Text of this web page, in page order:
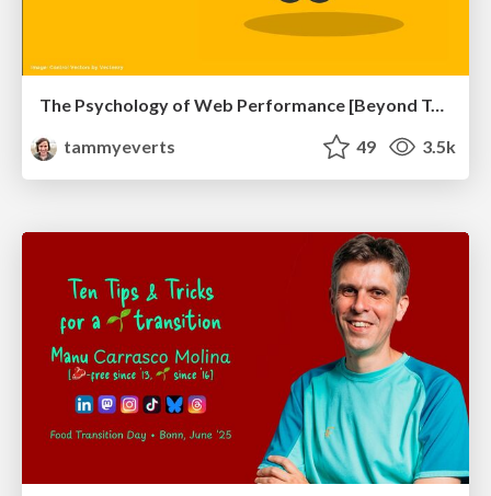
The Psychology of Web Performance [Beyond Tellerrand 2023]
tammyeverts
49 3.5k